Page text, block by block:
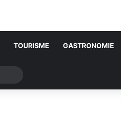
TOURISME GASTRONOMIE